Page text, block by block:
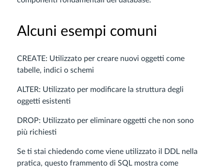
Alcuni esempi comuni
CREATE: Utilizzato per creare nuovi oggetti come
tabelle, indici o schemi
ALTER: Utilizzato per modificare la struttura degli
oggetti esistenti
DROP: Utilizzato per eliminare oggetti che non sono
più richiesti
Se ti stai chiedendo come viene utilizzato il DDL nella
pratica, questo frammento di SQL mostra come